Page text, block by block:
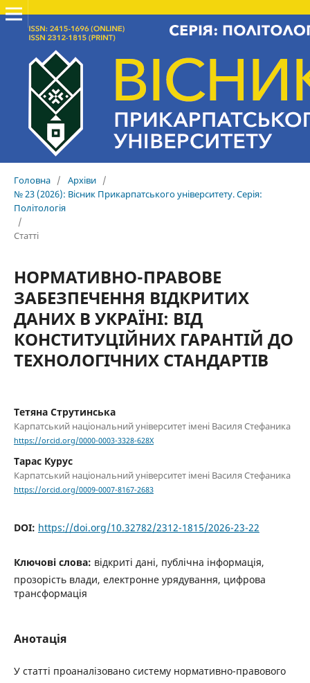
Головна / Архіви /
№ 23 (2026): Вісник Прикарпатського університету. Серія:
Політологія
/
Статті
НОРМАТИВНО-ПРАВОВЕ
ЗАБЕЗПЕЧЕННЯ ВІДКРИТИХ
ДАНИХ В УКРАЇНІ: ВІД
КОНСТИТУЦІЙНИХ ГАРАНТІЙ ДО
ТЕХНОЛОГІЧНИХ СТАНДАРТІВ
Тетяна Струтинська
Карпатський національний університет імені Василя Стефаника
https://orcid.org/0000-0003-3328-628X
Тарас Курус
Карпатський національний університет імені Василя Стефаника
https://orcid.org/0009-0007-8167-2683
DOI: https://doi.org/10.32782/2312-1815/2026-23-22
Ключові слова: відкриті дані, публічна інформація,
прозорість влади, електронне урядування, цифрова
трансформація
Анотація
У статті проаналізовано систему нормативно-правового